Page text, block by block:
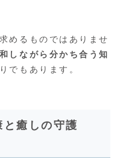
めるものではありませ
しながら分かち合う知
でもあります。
癒しの守護